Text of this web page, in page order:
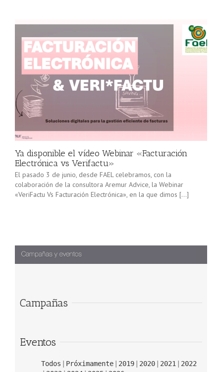
Ya disponible el vídeo Webinar «Facturación
Electrónica vs Verifactu»
El pasado 3 de junio, desde FAEL celebramos, con la
colaboración de la consultora Aremur Advice, la Webinar
«VeriFactu Vs Facturación Electrónica», en la que dimos […]
Campañas
Eventos
Todos Próximamente 2019 2020 2021
2022